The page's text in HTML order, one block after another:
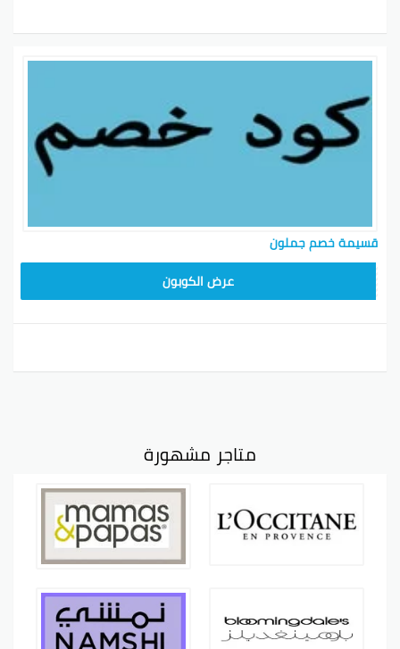
قسيمة خصم جملون
عرض الكوبون
متاجر مشهورة